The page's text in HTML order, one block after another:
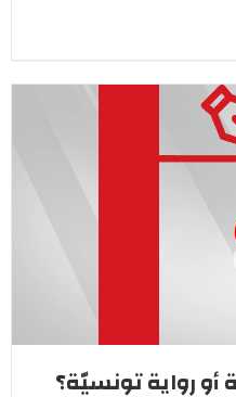
أو رواية تونسيّة؟